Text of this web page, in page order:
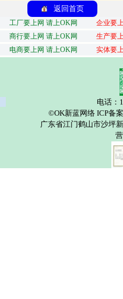
返回首页
工厂要上网 请上OK网 企业要
商行要上网 请上OK网
生产要
电商要上网 请上OK网
实体要
电话：
©OK新蓝网络 ICP备
广东省江门鹤山市沙坪